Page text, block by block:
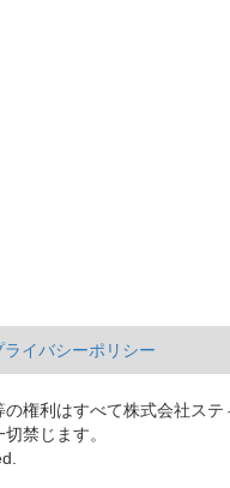
ライバシーポリシー
権利はすべて株式会社ステ
禁じます。